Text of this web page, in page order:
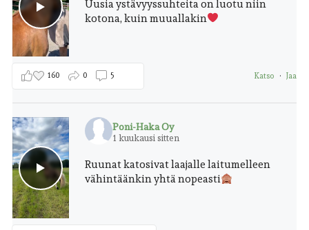
Uusia ystävyyssuhteita on luotu niin
kotona, kuin muuallakin
Katso · Jaa
160 0 5
Poni-Haka Oy
1 kuukausi sitten
Ruunat katosivat laajalle laitumelleen
vähintäänkin yhtä nopeasti